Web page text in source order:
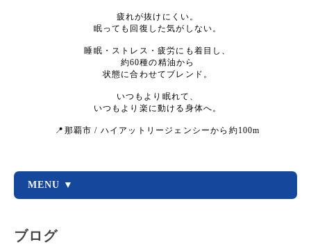
疲れが抜けにくい。
眠っても回復した気がしない。
睡眠・ストレス・疲労にも着目し、
約60種の精油から
状態に合わせてブレンド。
いつもより眠れて、
いつもより楽に動ける身体へ。
📍那覇市 / ハイアットリージェンシーから約100m
MENU ▼
ブログ